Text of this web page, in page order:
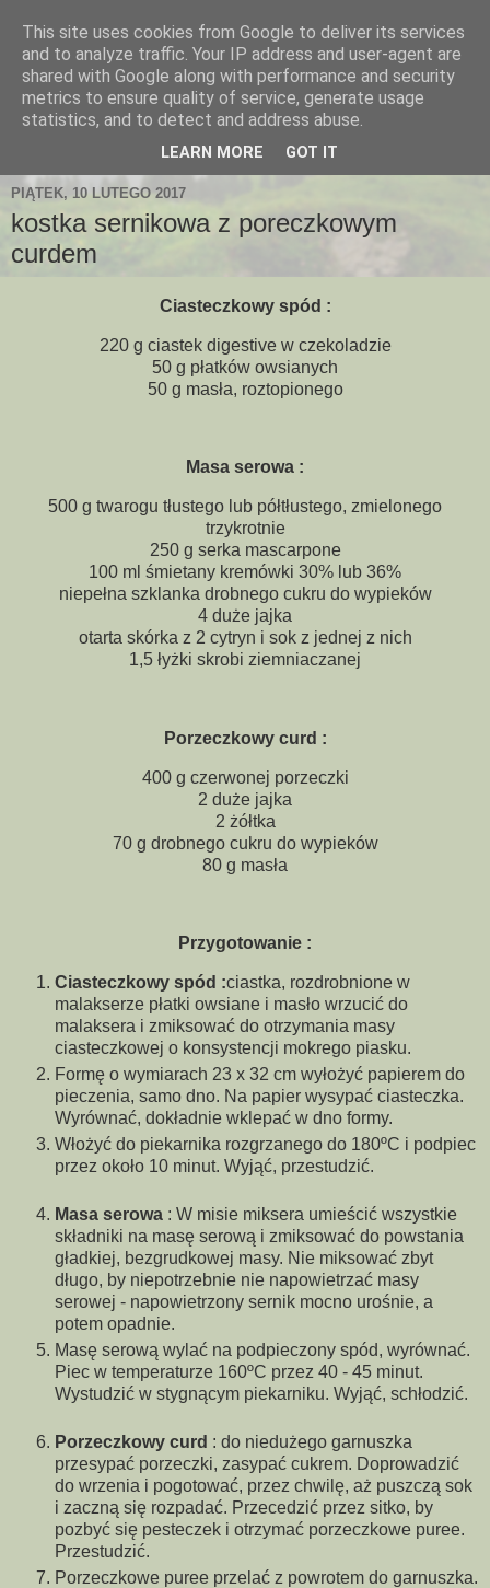
PIĄTEK, 10 LUTEGO 2017
kostka sernikowa z poreczkowym
curdem
Ciasteczkowy spód :
220 g ciastek digestive w czekoladzie
50 g płatków owsianych
50 g masła, roztopionego
Masa serowa :
500 g twarogu tłustego lub półtłustego, zmielonego
trzykrotnie
250 g serka mascarpone
100 ml śmietany kremówki 30% lub 36%
niepełna szklanka drobnego cukru do wypieków
4 duże jajka
otarta skórka z 2 cytryn i sok z jednej z nich
1,5 łyżki skrobi ziemniaczanej
Porzeczkowy curd :
400 g czerwonej porzeczki
2 duże jajka
2 żółtka
70 g drobnego cukru do wypieków
80 g masła
Przygotowanie :
Ciasteczkowy spód :ciastka, rozdrobnione w
malakserze płatki owsiane i masło wrzucić do
malaksera i zmiksować do otrzymania masy
ciasteczkowej o konsystencji mokrego piasku.
Formę o wymiarach 23 x 32 cm wyłożyć papierem do
pieczenia, samo dno. Na papier wysypać ciasteczka.
Wyrównać, dokładnie wklepać w dno formy.
Włożyć do piekarnika rozgrzanego do 180ºC i podpiec
przez około 10 minut. Wyjąć, przestudzić.
Masa serowa : W misie miksera umieścić wszystkie
składniki na masę serową i zmiksować do powstania
gładkiej, bezgrudkowej masy. Nie miksować zbyt
długo, by niepotrzebnie nie napowietrzać masy
serowej - napowietrzony sernik mocno urośnie, a
potem opadnie.
Masę serową wylać na podpieczony spód, wyrównać.
Piec w temperaturze 160ºC przez 40 - 45 minut.
Wystudzić w stygnącym piekarniku. Wyjąć, schłodzić.
Porzeczkowy curd : do niedużego garnuszka
przesypać porzeczki, zasypać cukrem. Doprowadzić
do wrzenia i pogotować, przez chwilę, aż puszczą sok
i zaczną się rozpadać. Przecedzić przez sitko, by
pozbyć się pesteczek i otrzymać porzeczkowe puree.
Przestudzić.
Porzeczkowe puree przelać z powrotem do garnuszka.
This site uses cookies from Google to deliver its services
and to analyze traffic. Your IP address and user-agent are
shared with Google along with performance and security
metrics to ensure quality of service, generate usage
statistics, and to detect and address abuse.
LEARN MORE GOT IT